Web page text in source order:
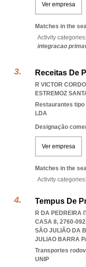
Ver empresa
Matches in the
Activity
integracao
Receitas De
R VICTOR
ESTREMOZ
Restaurantes tipo
LDA
Designação
Ver empresa
Matches in the
Activity
Tempus De
R DA PEDREIRA
CASA 8, 2760-
SÃO JULIÃO DA
JULIAO BARRA
Transportes
UNIP